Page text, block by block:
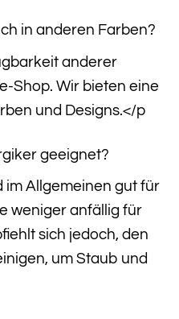
in anderen Farben?
anderer
Shop. Wir bieten eine
und Designs.</p
geeignet?
im Allgemeinen gut für
weniger anfällig für
sich jedoch, den
um Staub und